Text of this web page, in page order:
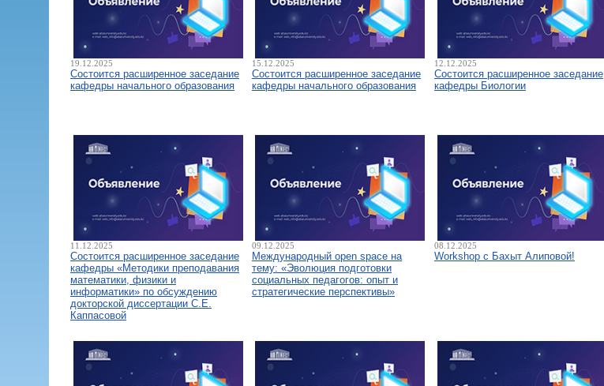
19.12.2025
Состоится расширенное заседание
кафедры начального образования
15.12.2025
Состоится расширенное заседание
кафедры начального образования
12.12.2025
Состоится расширенное заседание
кафедры Биологии
11.12.2025
Состоится расширенное заседание
кафедры «Методики преподавания
математики, физики и
информатики» по обсуждению
докторской диссертации С.Е.
Каппасовой
09.12.2025
Международный open space на
тему: «Эволюция подготовки
социальных педагогов: опыт и
стратегические перспективы»
08.12.2025
Workshop с Бахыт Алиповой!